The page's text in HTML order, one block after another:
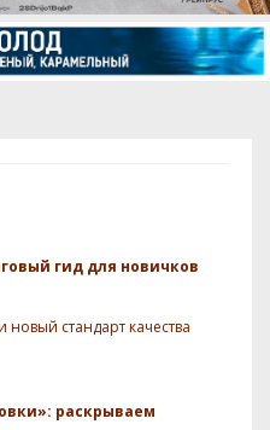
гид для новичков
новый стандарт качества
раскрываем